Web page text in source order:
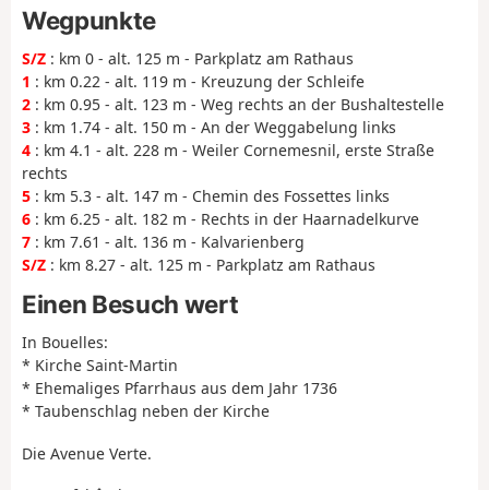
Wegpunkte
S/Z : km 0 - alt. 125 m - Parkplatz am Rathaus
1 : km 0.22 - alt. 119 m - Kreuzung der Schleife
2 : km 0.95 - alt. 123 m - Weg rechts an der Bushaltestelle
3 : km 1.74 - alt. 150 m - An der Weggabelung links
4 : km 4.1 - alt. 228 m - Weiler Cornemesnil, erste Straße
rechts
5 : km 5.3 - alt. 147 m - Chemin des Fossettes links
6 : km 6.25 - alt. 182 m - Rechts in der Haarnadelkurve
7 : km 7.61 - alt. 136 m - Kalvarienberg
S/Z : km 8.27 - alt. 125 m - Parkplatz am Rathaus
Einen Besuch wert
In Bouelles:
* Kirche Saint-Martin
* Ehemaliges Pfarrhaus aus dem Jahr 1736
* Taubenschlag neben der Kirche
Die Avenue Verte.